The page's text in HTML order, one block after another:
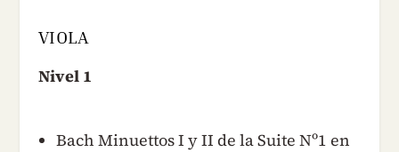
VIOLA
Nivel 1
Bach Minuettos I y II de la Suite Nº1 en